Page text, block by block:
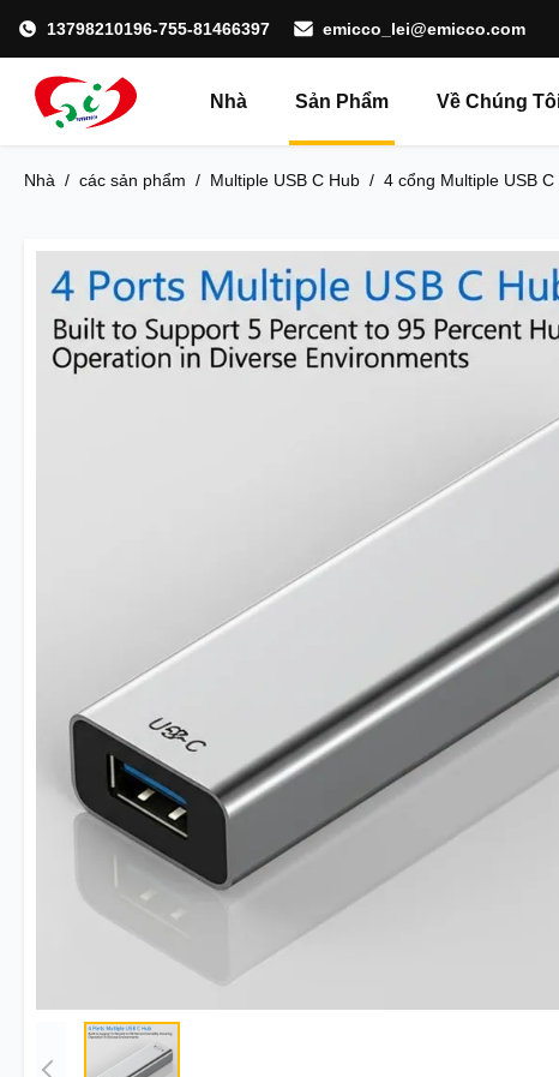
13798210196-755-81466397 emicco_lei@emicco.com
Nhà Sản Phẩm Về Chúng
Nhà / các sản phẩm / Multiple USB C Hub / 4 cổng Multiple USB